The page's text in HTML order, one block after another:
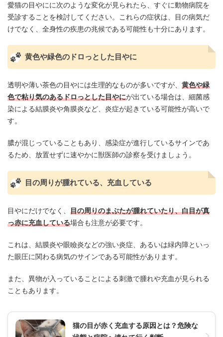
愛猫の目やにに次のような変化が見られたら、すぐに動物病院を
受診することを検討してください。これらの症状は、目の病気だ
けでなく、全身性の疾患の兆候である可能性も十分にあります。
黄色や緑色のドロっとした目やに
透明や薄い茶色の目やには生理的なものが多いですが、 黄色や緑
色で粘り気のあるドロっとした目やにが出ている場合は、細菌感
染による結膜炎や角膜炎など、炎症が起きている可能性が高いで
す。
膿が混じっていることもあり、感染症が進行しているサインであ
るため、放置せずに速やかに獣医師の診察を受けましょう。
目の周りが腫れている、充血している
目やにだけでなく、 目の周りのまぶたが腫れていたり、白目が真
っ赤に充血している場合も注意が必要です。
これは、結膜炎や眼瞼炎などの強い炎症、あるいは緑内障といっ
た眼圧に関わる病気のサインである可能性があります。
また、異物が入っていることによる刺激で腫れや充血が見られる
こともあります。
猫の目が赤く充血する原因とは？危険な